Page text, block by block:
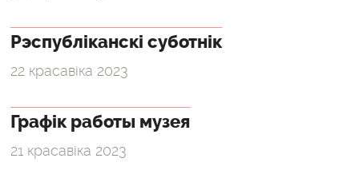
Рэспубліканскі суботнік
22 красавіка 2023
Графік работы музея
21 красавіка 2023